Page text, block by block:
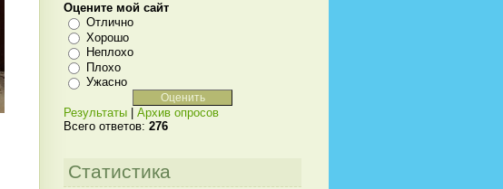
Оцените мой сайт
Отлично
Хорошо
Неплохо
Плохо
Ужасно
Результаты
Архив опросов
Всего ответов: 276
Статистика